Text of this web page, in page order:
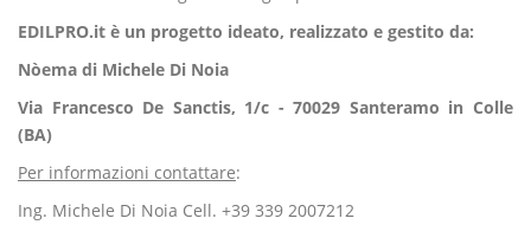
EDILPRO.it è un progetto ideato, realizzato e gestito da:
Nòema di Michele Di Noia
Via Francesco De Sanctis, 1/c - 70029 Santeramo in Colle
(BA)
Per informazioni contattare:
Ing. Michele Di Noia Cell. +39 339 2007212